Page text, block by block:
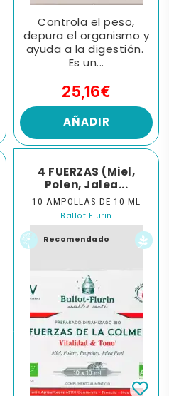
Controla el peso,
depura el organismo y
ayuda a la digestión.
Es un...
25,16€
AÑADIR
4 FUERZAS (Miel,
Polen, Jalea...
10 AMPOLLAS DE 10 ML
Ballot Flurin
Recomendado